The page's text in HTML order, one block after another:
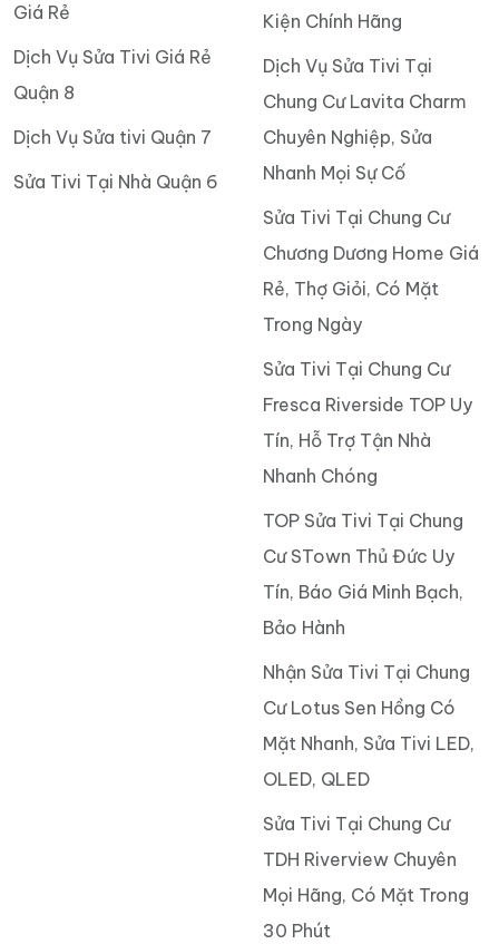
Giá Rẻ
Dịch Vụ Sửa Tivi Giá Rẻ
Quận 8
Dịch Vụ Sửa tivi Quận 7
Sửa Tivi Tại Nhà Quận 6
Kiện Chính Hãng
Dịch Vụ Sửa Tivi Tại
Chung Cư Lavita Charm
Chuyên Nghiệp, Sửa
Nhanh Mọi Sự Cố
Sửa Tivi Tại Chung Cư
Chương Dương Home Giá
Rẻ, Thợ Giỏi, Có Mặt
Trong Ngày
Sửa Tivi Tại Chung Cư
Fresca Riverside TOP Uy
Tín, Hỗ Trợ Tận Nhà
Nhanh Chóng
TOP Sửa Tivi Tại Chung
Cư STown Thủ Đức Uy
Tín, Báo Giá Minh Bạch,
Bảo Hành
Nhận Sửa Tivi Tại Chung
Cư Lotus Sen Hồng Có
Mặt Nhanh, Sửa Tivi LED,
OLED, QLED
Sửa Tivi Tại Chung Cư
TDH Riverview Chuyên
Mọi Hãng, Có Mặt Trong
30 Phút